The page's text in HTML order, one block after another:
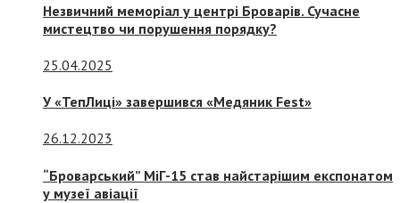
Незвичний меморіал у центрі Броварів. Сучасне
мистецтво чи порушення порядку?
25.04.2025
У «ТепЛиці» завершився «Медяник Fest»
26.12.2023
“Броварський” МіГ-15 став найстарішим експонатом
у музеї авіації